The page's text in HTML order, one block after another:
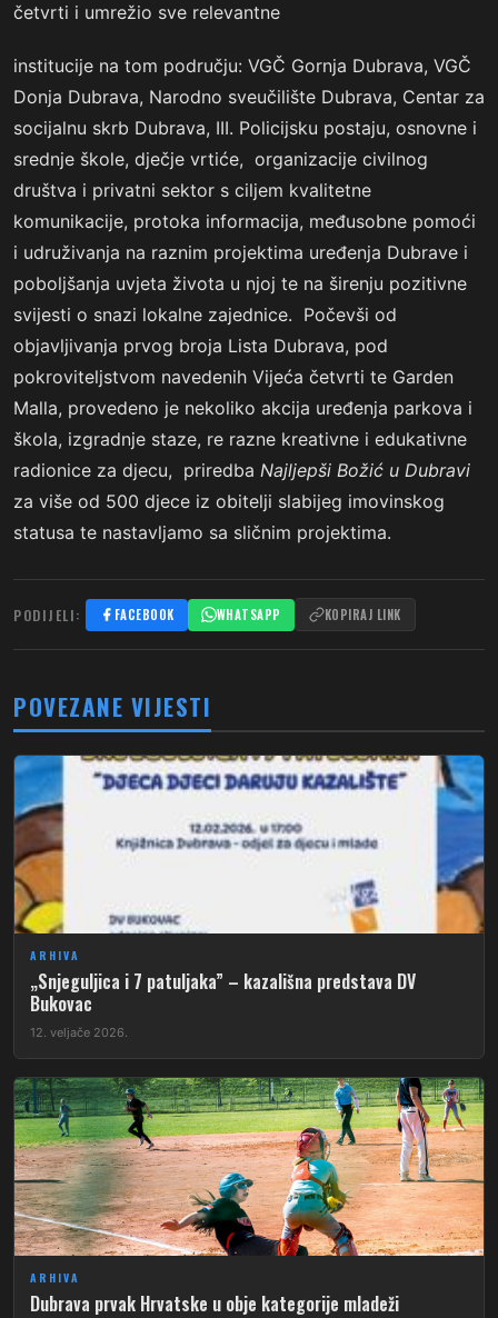
četvrti i umrežio sve relevantne
institucije na tom području: VGČ Gornja Dubrava, VGČ
Donja Dubrava, Narodno sveučilište Dubrava, Centar za
socijalnu skrb Dubrava, III. Policijsku postaju, osnovne i
srednje škole, dječje vrtiće, organizacije civilnog
društva i privatni sektor s ciljem kvalitetne
komunikacije, protoka informacija, međusobne pomoći
i udruživanja na raznim projektima uređenja Dubrave i
poboljšanja uvjeta života u njoj te na širenju pozitivne
svijesti o snazi lokalne zajednice. Počevši od
objavljivanja prvog broja Lista Dubrava, pod
pokroviteljstvom navedenih Vijeća četvrti te Garden
Malla, provedeno je nekoliko akcija uređenja parkova i
škola, izgradnje staze, re razne kreativne i edukativne
radionice za djecu, priredba Najljepši Božić u Dubravi
za više od 500 djece iz obitelji slabijeg imovinskog
statusa te nastavljamo sa sličnim projektima.
PODIJELI: FACEBOOK WHATSAPP KOPIRAJ LINK
POVEZANE VIJESTI
ARHIVA
„Snjeguljica i 7 patuljaka” – kazališna predstava DV
Bukovac
12. veljače 2026.
ARHIVA
Dubrava prvak Hrvatske u obje kategorije mladeži